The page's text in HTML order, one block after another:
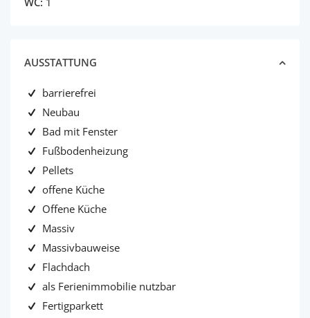
AUSSTATTUNG
barrierefrei
Neubau
Bad mit Fenster
Fußbodenheizung
Pellets
offene Küche
Offene Küche
Massiv
Massivbauweise
Flachdach
als Ferienimmobilie nutzbar
Fertigparkett